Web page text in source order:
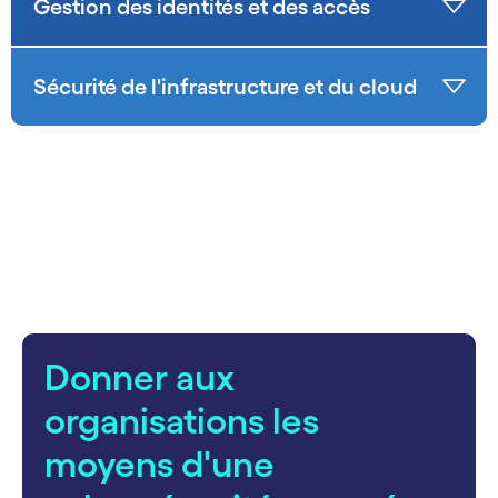
Gestion des identités et des accès
Sécurité de l'infrastructure et du cloud
Donner aux
organisations les
moyens d'une